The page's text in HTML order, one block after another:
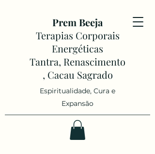
Prem Beeja
Terapias Corporais
Energéticas
Tantra, Renascimento
, Cacau Sagrado
Espiritualidade, Cura e
Expansão